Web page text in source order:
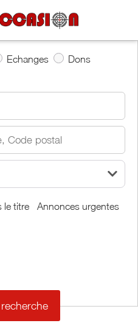
Echanges
Dons
le titre Annonces urgentes